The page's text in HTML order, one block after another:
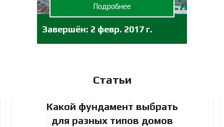
Завершён: 2 февр. 2017 г.
Подробнее
Статьи
Какой фундамент выбрать
для разных типов домов